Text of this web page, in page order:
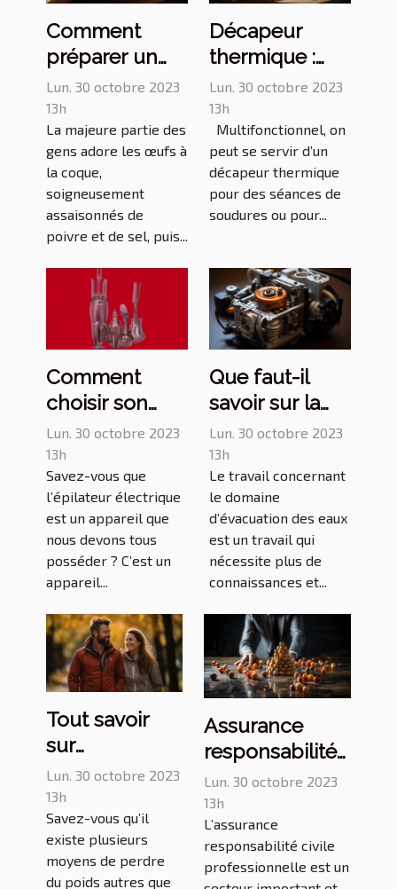
Comment
préparer un
œuf à la
coque ?
Lun. 30 octobre 2023
13h
La majeure partie des
gens adore les œufs à
la coque,
soigneusement
assaisonnés de
poivre et de sel, puis...
Décapeur
thermique :
comment
opérer le bon
choix ?
Lun. 30 octobre 2023
13h
Multifonctionnel, on
peut se servir d’un
décapeur thermique
pour des séances de
soudures ou pour...
Comment
choisir son
épilateur ?
Lun. 30 octobre 2023
13h
Savez-vous que
l’épilateur électrique
est un appareil que
nous devons tous
posséder ? C’est un
appareil...
Que faut-il
savoir sur la
pompe de
relevage ?
Lun. 30 octobre 2023
13h
Le travail concernant
le domaine
d’évacuation des eaux
est un travail qui
nécessite plus de
connaissances et...
Tout savoir
sur
l’importance
d’une marche
rapide ?
Lun. 30 octobre 2023
13h
Savez-vous qu’il
existe plusieurs
moyens de perdre
du poids autres que
Assurance
responsabilité
professionnelle
: que retenir ?
Lun. 30 octobre 2023
13h
L’assurance
responsabilité civile
professionnelle est un